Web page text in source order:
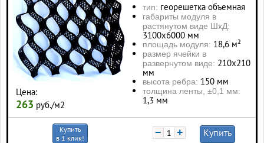
Цена:
263 руб./м2
тип: георешетка объемная
габариты модуля в
растянутом виде ШхД:
3100х6000 мм
площадь модуля: 18,6 м²
размер ячейки в
развернутом виде: 210х210
мм
высота ребра: 150 мм
толщина ленты, ±0,1 мм:
1,3 мм
Купить
в 1 клик!
− + Купить